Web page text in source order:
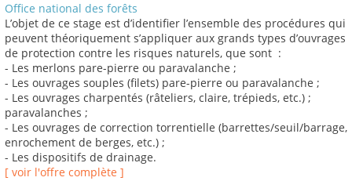
Office national des forêts
L’objet de ce stage est d’identifier l’ensemble des procédures qui
peuvent théoriquement s’appliquer aux grands types d’ouvrages
de protection contre les risques naturels, que sont :
- Les merlons pare-pierre ou paravalanche ;
- Les ouvrages souples (filets) pare-pierre ou paravalanche ;
- Les ouvrages charpentés (râteliers, claire, trépieds, etc.) ;
paravalanches ;
- Les ouvrages de correction torrentielle (barrettes/seuil/barrage,
enrochement de berges, etc.) ;
- Les dispositifs de drainage.
[ voir l'offre complète ]